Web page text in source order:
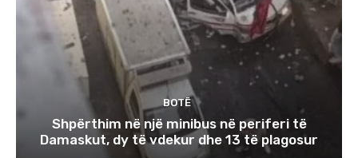
BOTË
Shpërthim në një minibus në periferi të
Damaskut, dy të vdekur dhe 13 të plagosur